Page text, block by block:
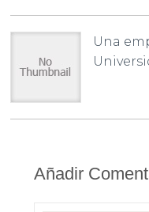
Una
Añadir